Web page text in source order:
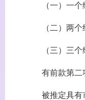
（一）一个经
（二）两个经
（三）三个经
有前款第二项
被推定具有市